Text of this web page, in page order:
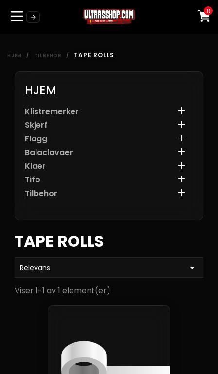
0
HJEM TILBEHOR TAPE ROLLS
HJEM
Klistremerker 
Skjerf 
Flagg 
Balaclavaer 
Klaer 
Tifo 
Tilbehor 
TAPE ROLLS
Relevans 
Viser 1-1 av 1 element(er)